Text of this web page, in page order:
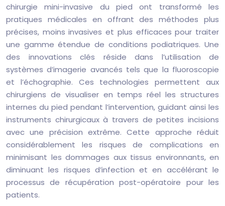
chirurgie mini-invasive du pied ont transformé les
pratiques médicales en offrant des méthodes plus
précises, moins invasives et plus efficaces pour traiter
une gamme étendue de conditions podiatriques. Une
des innovations clés réside dans l’utilisation de
systèmes d’imagerie avancés tels que la fluoroscopie
et l’échographie. Ces technologies permettent aux
chirurgiens de visualiser en temps réel les structures
internes du pied pendant l’intervention, guidant ainsi les
instruments chirurgicaux à travers de petites incisions
avec une précision extrême. Cette approche réduit
considérablement les risques de complications en
minimisant les dommages aux tissus environnants, en
diminuant les risques d’infection et en accélérant le
processus de récupération post-opératoire pour les
patients.